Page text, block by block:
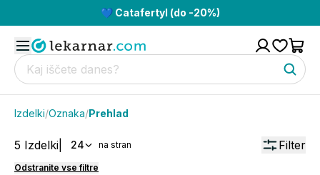
💙 Catafertyl (do -20%)
Izdelki/Oznaka/Prehlad
5 Izdelki 24 na stran Filter
Odstranite vse filtre